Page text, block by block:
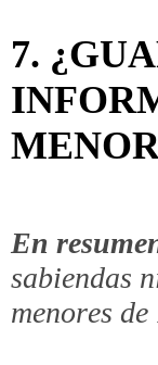
7.
En
sabiendas
menores de